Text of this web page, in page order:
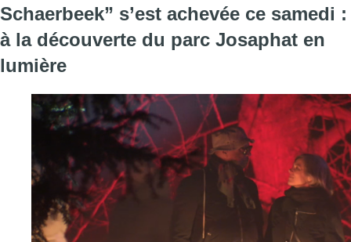
Schaerbeek” s’est achevée ce samedi :
à la découverte du parc Josaphat en
lumière